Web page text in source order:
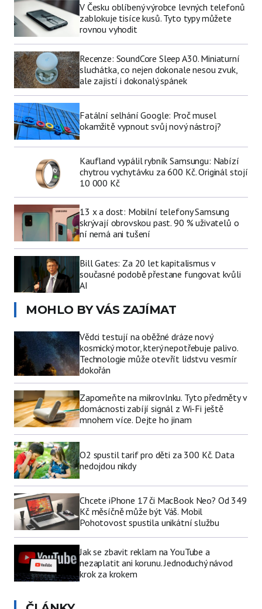
V Česku oblíbený výrobce levných telefonů
zablokuje tisíce kusů. Tyto typy můžete
rovnou vyhodit
Recenze: SoundCore Sleep A30. Miniaturní
sluchátka, co nejen dokonale nesou zvuk,
ale zajistí i dokonalý spánek
Fatální selhání Google: Proč musel
okamžitě vypnout svůj nový nástroj?
Kaufland vypálil rybník Samsungu: Nabízí
chytrou vychytávku za 600 Kč. Originál stojí
10 000 Kč
13 x a dost: Mobilní telefony Samsung
skrývají obrovskou past. 90 % uživatelů o
ní nemá ani tušení
Bill Gates: Za 20 let kapitalismus v
současné podobě přestane fungovat kvůli
AI
MOHLO BY VÁS ZAJÍMAT
Vědci testují na oběžné dráze nový
kosmický motor, který nepotřebuje palivo.
Technologie může otevřít lidstvu vesmír
dokořán
Zapomeňte na mikrovlnku. Tyto předměty v
domácnosti zabíjí signál z Wi-Fi ještě
mnohem více. Dejte ho jinam
O2 spustil tarif pro děti za 300 Kč. Data
nedojdou nikdy
Chcete iPhone 17 či MacBook Neo? Od 349
Kč měsíčně může být Váš. Mobil
Pohotovost spustila unikátní službu
Jak se zbavit reklam na YouTube a
nezaplatit ani korunu. Jednoduchý návod
krok za krokem